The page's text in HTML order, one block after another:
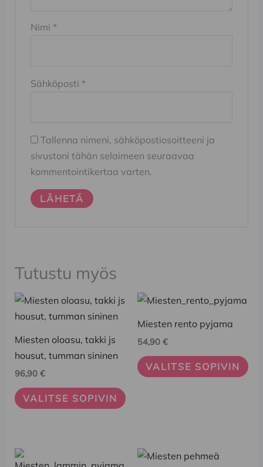
Nimi *
Sähköposti *
Tallenna nimeni, sähköpostiosoitteeni ja
sivustoni tähän selaimeen seuraavaa
kommentointikertaa varten.
Tutustu myös
Miesten oloasu, takki js
housut, tumman sininen
96,90 €
VALITSE SOPIVIN
Tällä
tuotteella
muunnelma.
Voit
tehdä
valinnat
Miesten rento pyjama
54,90 €
VALITSE SOPIVIN
Tällä
useampi
muunnelma.
Voit
Tällä
Tällä